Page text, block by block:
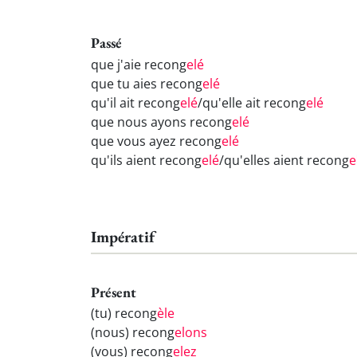
Passé
que j'aie recongelé
que tu aies recongelé
qu'il ait recongelé/qu'elle ait recongelé
que nous ayons recongelé
que vous ayez recongelé
qu'ils aient recongelé/qu'elles aient recong
Impératif
Présent
(tu) recongèle
(nous) recongelons
(vous) recongelez